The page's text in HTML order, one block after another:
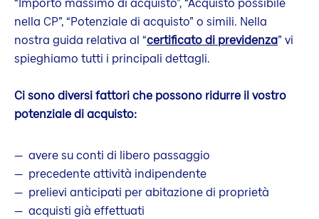
“Importo massimo di acquisto”, “Acquisto possibile
nella CP”, “Potenziale di acquisto” o simili. Nella
nostra guida relativa al “certificato di previdenza” vi
spieghiamo tutti i principali dettagli.
Ci sono diversi fattori che possono ridurre il vostro
potenziale di acquisto:
avere su conti di libero passaggio
precedente attività indipendente
prelievi anticipati per abitazione di proprietà
acquisti già effettuati